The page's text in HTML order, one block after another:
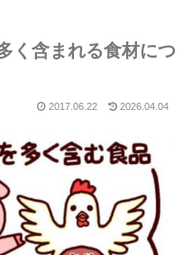
く含まれる食材につ
2017.06.22 2026.04.04